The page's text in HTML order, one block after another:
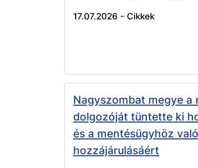
17.07.2026 - Cikkek
Nagyszombat megye
dolgozóját tüntette ki
és a mentésügyhöz
hozzájárulásáért